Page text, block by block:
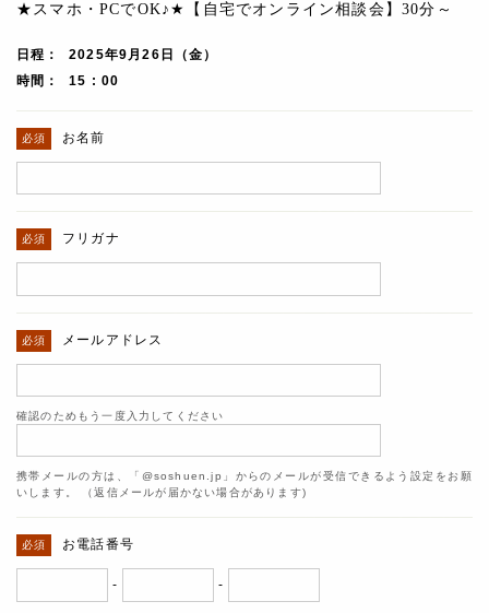
★スマホ・PCでOK♪★【自宅でオンライン相談会】30分～
日程
2025年9月26日（金）
時間
15 : 00
お名前
フリガナ
メールアドレス
確認のためもう一度入力してください
携帯メールの方は、「@soshuen.jp」からのメールが受信できるよう設定をお願
いします。 （返信メールが届かない場合があります)
お電話番号
- -